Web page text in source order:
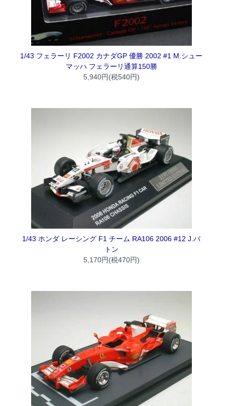
1/43 フェラーリ F2002 カナダGP 優勝 2002 #1 M.シュー
マッハ フェラーリ通算150勝
5,940円(税540円)
1/43 ホンダ レーシング F1 チーム RA106 2006 #12 J.バ
トン
5,170円(税470円)